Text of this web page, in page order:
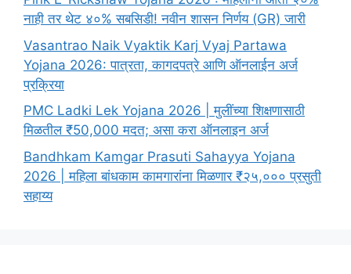
नाही तर थेट ४०% सबसिडी! नवीन शासन निर्णय (GR) जारी
Vasantrao Naik Vyaktik Karj Vyaj Partawa
Yojana 2026: पात्रता, कागदपत्रे आणि ऑनलाईन अर्ज
प्रक्रिया
PMC Ladki Lek Yojana 2026 | मुलींच्या शिक्षणासाठी
मिळतील ₹50,000 मदत; असा करा ऑनलाइन अर्ज
Bandhkam Kamgar Prasuti Sahayya Yojana
2026 | महिला बांधकाम कामगारांना मिळणार ₹२५,००० प्रसुती
सहाय्य